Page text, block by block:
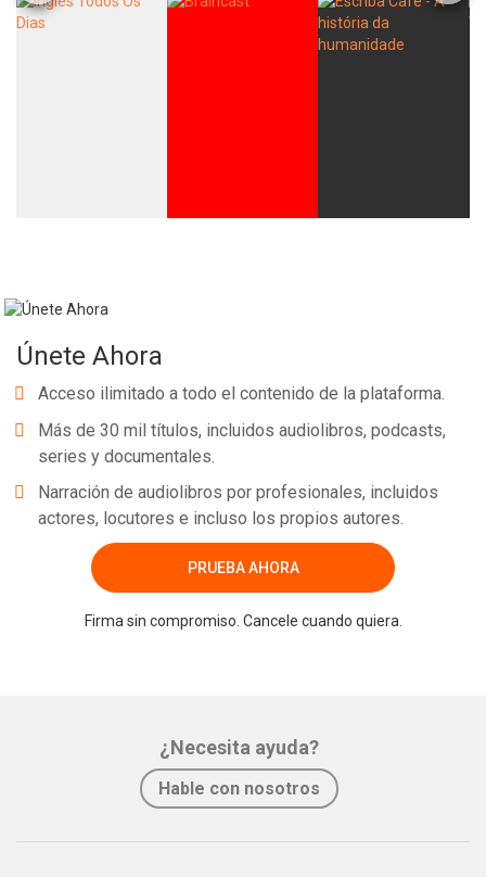
Únete Ahora
Acceso ilimitado a todo el contenido de la plataforma.
Más de 30 mil títulos, incluidos audiolibros, podcasts,
series y documentales.
Narración de audiolibros por profesionales, incluidos
actores, locutores e incluso los propios autores.
PRUEBA AHORA
Firma sin compromiso. Cancele cuando quiera.
¿Necesita ayuda?
Hable con nosotros